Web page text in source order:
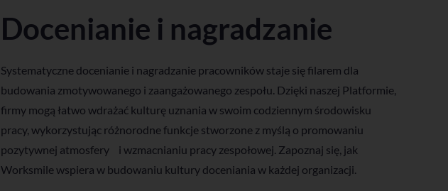
Docenianie i nagradzanie
Systematyczne docenianie i nagradzanie pracowników staje się filarem dla
budowania zmotywowanego i zaangażowanego zespołu. Dzięki naszej Platformie,
firmy mogą łatwo wdrażać kulturę uznania w swoim codziennym środowisku
pracy, wykorzystując różnorodne funkcje stworzone z myślą o promowaniu
pozytywnej atmosfery i wzmacnianiu pracy zespołowej. Zapoznaj się, jak
Worksmile wspiera w budowaniu kultury doceniania w każdej organizacji.